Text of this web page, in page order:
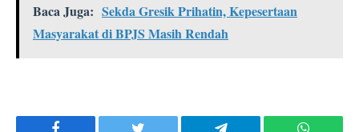
Baca Juga: Sekda Gresik Prihatin, Kepesertaan
Masyarakat di BPJS Masih Rendah